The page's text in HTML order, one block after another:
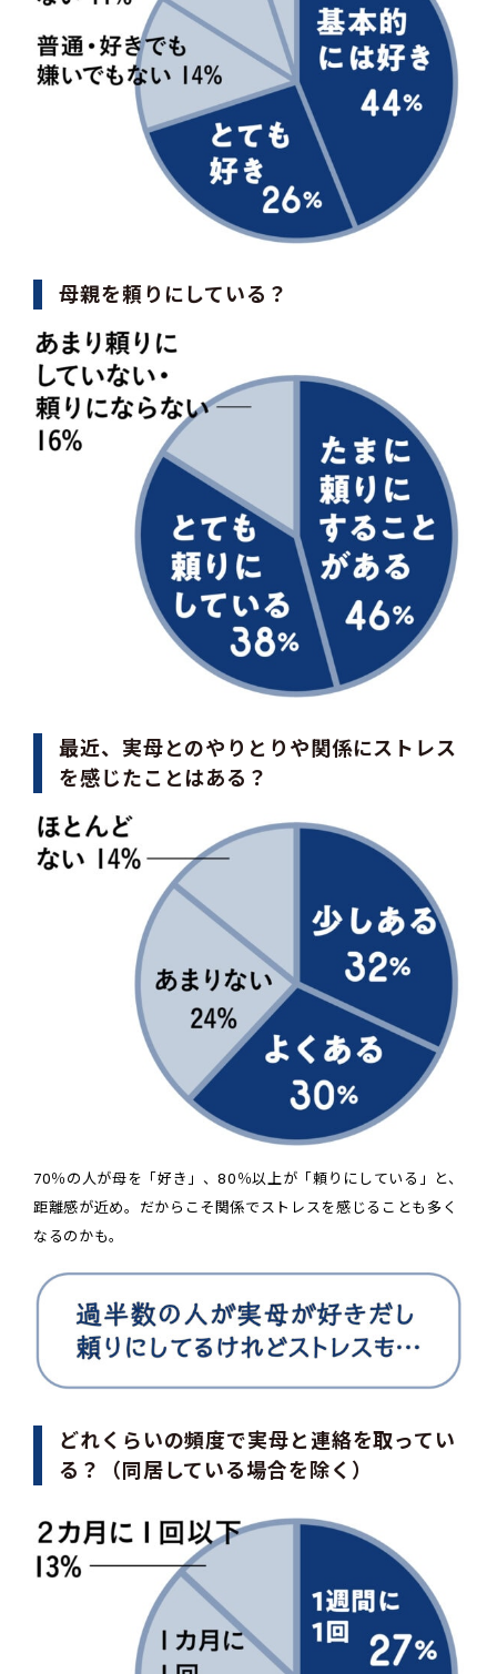
母親を頼りにしている？
最近、実母とのやりとりや関係にストレス
を感じたことはある？
70％の人が母を「好き」、80％以上が「頼りにしている」と、
距離感が近め。だからこそ関係でストレスを感じることも多く
なるのかも。
どれくらいの頻度で実母と連絡を取ってい
る？（同居している場合を除く）